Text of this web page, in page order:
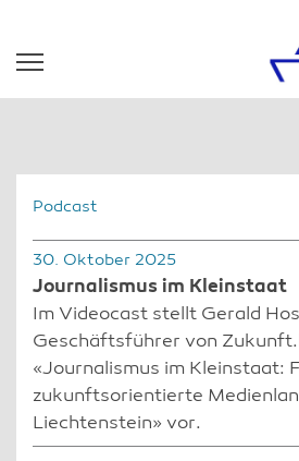
Podcast
30. Oktober 2025
Journalismus im Kleinstaat
Im Videocast stellt Gerald
Geschäftsführer von
«Journalismus im Kleinstaat:
zukunftsorientierte
Liechtenstein» vor.